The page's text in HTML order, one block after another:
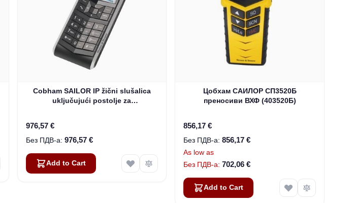
Cobham SAILOR IP žični slušalica
uključujući postolje za
976,57 €
976,57 €
Add to Cart
Цобхам САИЛОР СП3520Б
преносиви ВХФ (403520Б)
856,17 €
856,17 €
As low as
702,06 €
Add to Cart